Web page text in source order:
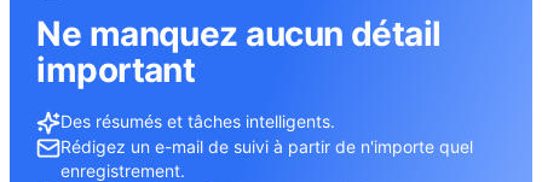
Ne manquez aucun détail
important
Des résumés et tâches intelligents.
Rédigez un e-mail de suivi à partir de n'importe quel
enregistrement.